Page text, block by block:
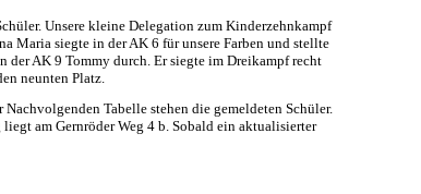
Unsere kleine Delegation zum Kinderzehnkampf
Maria siegte in der AK 6 für unsere Farben und stellte
AK 9 Tommy durch. Er siegte im Dreikampf recht
neunten Platz.
Tabelle stehen die gemeldeten Schüler.
am Gernröder Weg 4 b. Sobald ein aktualisierter